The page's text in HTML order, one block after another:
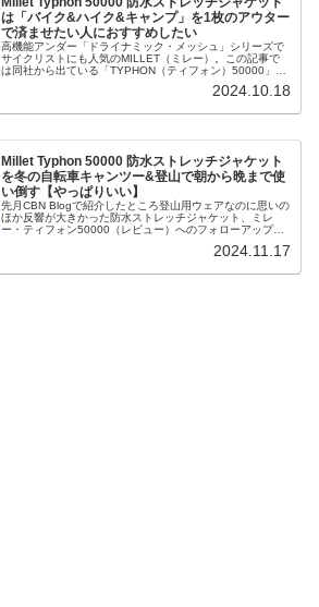
は「バイク&ハイク&キャンプ」を1枚のアウター
で済ませたい人におすすめしたい
高機能アンダー「ドライナミック・メッシュ」シリーズで
サイクリストにも人気のMILLET（ミレー）。この記事で
は同社から出ている「TYPHON（ティフォン）50000」と
2024.10.18
Millet Typhon 50000 防水ストレッチジャケット
を冬の自転車キャンツー&登山で朝から晩まで使
い倒す【やっぱりいい】
先月CBN Blogで紹介したところ登山用ウェアなのに思いの
ほか反響が大きかった防水ストレッチジャケット、ミレ
ー・ティフォン50000（レビュー）へのフォローアップ記
2024.11.17